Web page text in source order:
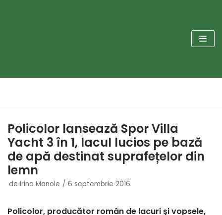
Policolor lansează Spor Villa
Yacht 3 în 1, lacul lucios pe bază
de apă destinat suprafețelor din
lemn
de Irina Manole 6 septembrie 2016
Policolor, producător român de lacuri şi vopsele,